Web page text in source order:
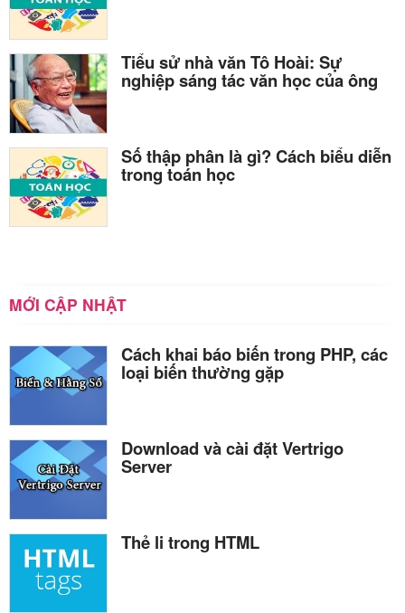
Tiểu sử nhà văn Tô Hoài: Sự
nghiệp sáng tác văn học của ông
Số thập phân là gì? Cách biểu diễn
trong toán học
MỚI CẬP NHẬT
Cách khai báo biến trong PHP, các
loại biến thường gặp
Download và cài đặt Vertrigo
Server
Thẻ li trong HTML